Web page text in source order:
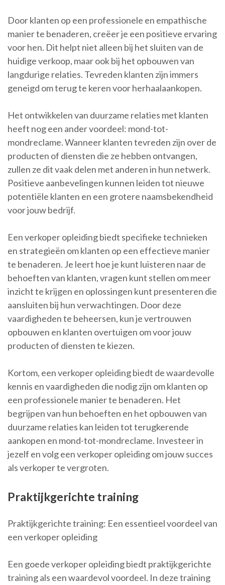
Door klanten op een professionele en empathische
manier te benaderen, creëer je een positieve ervaring
voor hen. Dit helpt niet alleen bij het sluiten van de
huidige verkoop, maar ook bij het opbouwen van
langdurige relaties. Tevreden klanten zijn immers
geneigd om terug te keren voor herhaalaankopen.
Het ontwikkelen van duurzame relaties met klanten
heeft nog een ander voordeel: mond-tot-
mondreclame. Wanneer klanten tevreden zijn over de
producten of diensten die ze hebben ontvangen,
zullen ze dit vaak delen met anderen in hun netwerk.
Positieve aanbevelingen kunnen leiden tot nieuwe
potentiële klanten en een grotere naamsbekendheid
voor jouw bedrijf.
Een verkoper opleiding biedt specifieke technieken
en strategieën om klanten op een effectieve manier
te benaderen. Je leert hoe je kunt luisteren naar de
behoeften van klanten, vragen kunt stellen om meer
inzicht te krijgen en oplossingen kunt presenteren die
aansluiten bij hun verwachtingen. Door deze
vaardigheden te beheersen, kun je vertrouwen
opbouwen en klanten overtuigen om voor jouw
producten of diensten te kiezen.
Kortom, een verkoper opleiding biedt de waardevolle
kennis en vaardigheden die nodig zijn om klanten op
een professionele manier te benaderen. Het
begrijpen van hun behoeften en het opbouwen van
duurzame relaties kan leiden tot terugkerende
aankopen en mond-tot-mondreclame. Investeer in
jezelf en volg een verkoper opleiding om jouw succes
als verkoper te vergroten.
Praktijkgerichte training
Praktijkgerichte training: Een essentieel voordeel van
een verkoper opleiding
Een goede verkoper opleiding biedt praktijkgerichte
training als een waardevol voordeel. In deze training